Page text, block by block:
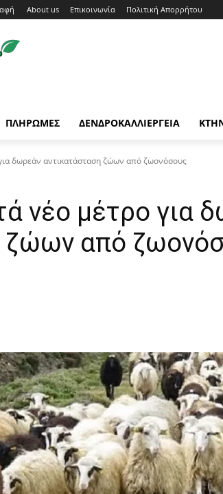
About us Επικοινωνία Πολιτική Απορρήτου
ΠΛΗΡΩΜΕΣ ΔΕΝΔΡΟΚΑΛΛΙΕΡΓΕΙΑ
δωρεάν αντικατάσταση ζώων από ζωονόσους
νέο μέτρο για
ζώων από